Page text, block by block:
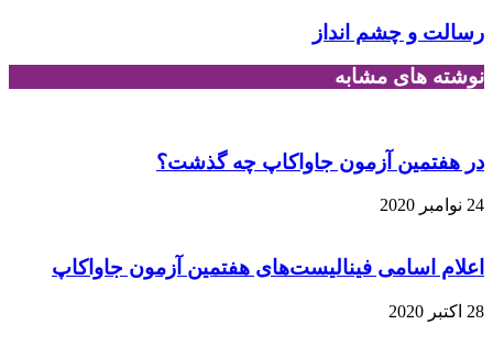
رسالت و چشم انداز
نوشته های مشابه
در هفتمین آزمون جاواکاپ چه گذشت؟
24 نوامبر 2020
اعلام اسامی فینالیست‌های هفتمین آزمون جاواکاپ
28 اکتبر 2020